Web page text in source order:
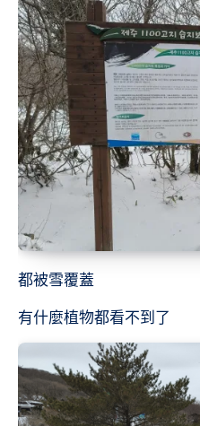
都被雪覆蓋
有什麼植物都看不到了